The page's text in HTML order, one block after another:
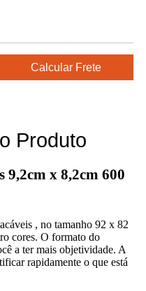
Produto
9,2cm x 8,2cm 600
, no tamanho 92 x 82
cores. O formato do
a ter mais objetividade. A
rapidamente o que est